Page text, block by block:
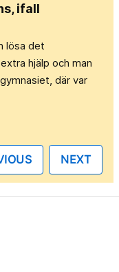
ifall
lösa det
hjälp och man
där var
NEXT